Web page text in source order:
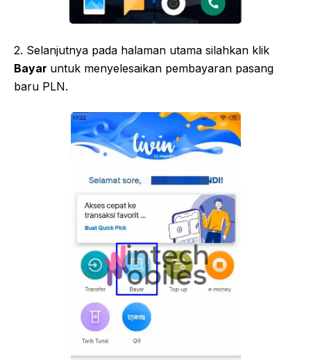
2. Selanjutnya pada halaman utama silahkan klik
Bayar untuk menyelesaikan pembayaran pasang
baru PLN.